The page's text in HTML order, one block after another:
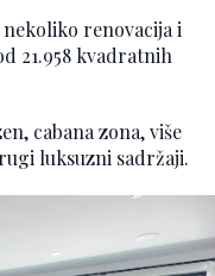
renovacija i
21.958 kvadratnih
cabana zona, više
luksuzni sadržaji.